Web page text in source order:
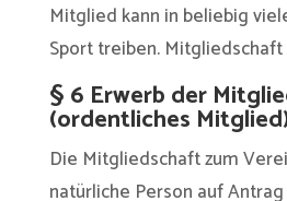
Mitglied kann in beliebig
Sport treiben. Mitgliedschaft
§ 6 Erwerb der
(ordentliches
Die Mitgliedschaft zum
natürliche Person auf